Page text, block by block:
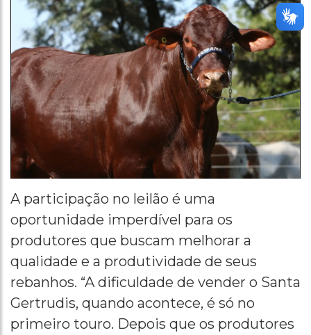
A participação no leilão é uma
oportunidade imperdível para os
produtores que buscam melhorar a
qualidade e a produtividade de seus
rebanhos. “A dificuldade de vender o Santa
Gertrudis, quando acontece, é só no
primeiro touro. Depois que os produtores